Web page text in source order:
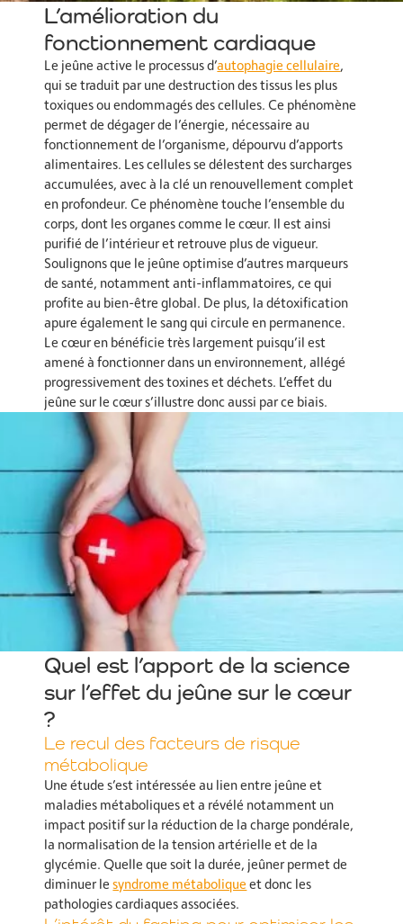
L’amélioration du
fonctionnement cardiaque
Le jeûne active le processus d’autophagie cellulaire,
qui se traduit par une destruction des tissus les plus
toxiques ou endommagés des cellules. Ce phénomène
permet de dégager de l’énergie, nécessaire au
fonctionnement de l’organisme, dépourvu d’apports
alimentaires. Les cellules se délestent des surcharges
accumulées, avec à la clé un renouvellement complet
en profondeur. Ce phénomène touche l’ensemble du
corps, dont les organes comme le cœur. Il est ainsi
purifié de l’intérieur et retrouve plus de vigueur.
Soulignons que le jeûne optimise d’autres marqueurs
de santé, notamment anti-inflammatoires, ce qui
profite au bien-être global. De plus, la détoxification
apure également le sang qui circule en permanence.
Le cœur en bénéficie très largement puisqu’il est
amené à fonctionner dans un environnement, allégé
progressivement des toxines et déchets. L’effet du
jeûne sur le cœur s’illustre donc aussi par ce biais.
Quel est l’apport de la science
sur l’effet du jeûne sur le cœur
?
Le recul des facteurs de risque
métabolique
Une étude s’est intéressée au lien entre jeûne et
maladies métaboliques et a révélé notamment un
impact positif sur la réduction de la charge pondérale,
la normalisation de la tension artérielle et de la
glycémie. Quelle que soit la durée, jeûner permet de
diminuer lesyndrome métabolique et donc les
pathologies cardiaques associées.